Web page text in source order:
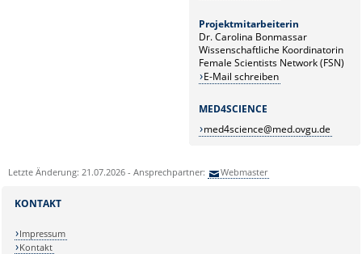
Projektmitarbeiterin
Dr. Carolina Bonmassar
Wissenschaftliche Koordinatorin
Female Scientists Network (FSN)
E-Mail schreiben
MED4SCIENCE
med4science@med.ovgu.de
Letzte Änderung: 21.07.2026 - Ansprechpartner: Webmaster
KONTAKT
Impressum
Kontakt